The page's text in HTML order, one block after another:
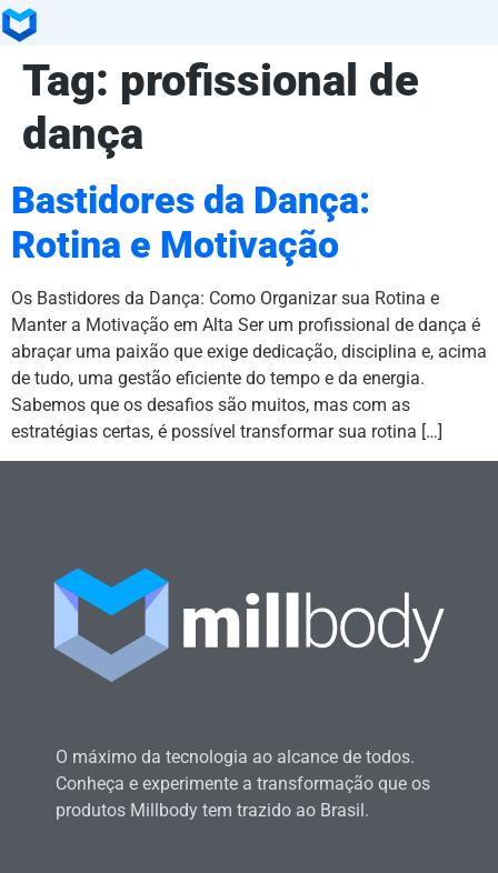
Tag: profissional de
dança
Bastidores da Dança:
Rotina e Motivação
Os Bastidores da Dança: Como Organizar sua Rotina e
Manter a Motivação em Alta Ser um profissional de dança é
abraçar uma paixão que exige dedicação, disciplina e, acima
de tudo, uma gestão eficiente do tempo e da energia.
Sabemos que os desafios são muitos, mas com as
estratégias certas, é possível transformar sua rotina […]
O máximo da tecnologia ao alcance de todos.
Conheça e experimente a transformação que os
produtos Millbody tem trazido ao Brasil.